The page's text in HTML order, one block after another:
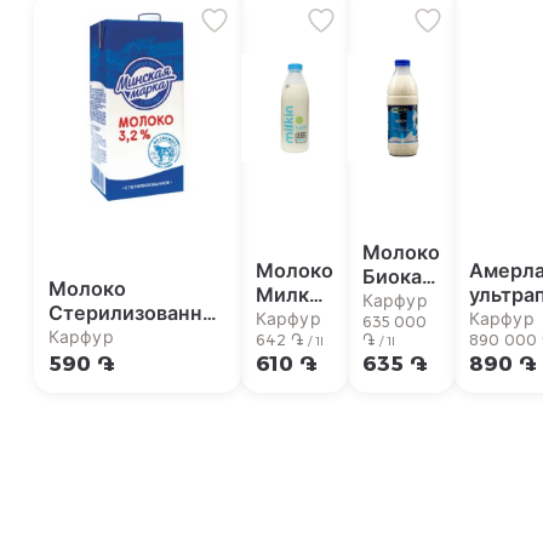
Молоко
Стерилизованное
3.2% Минская
Марка 1 л
Карфур
590 ֏
Молоко
Милкин
2,5%
950мл
Карфур
642 ֏ / 1l
610 ֏
Молоко
Биокат
3.2% 1л
Карфур
635 000
֏ / 1l
635 ֏
Карфур
890 000
890 ֏